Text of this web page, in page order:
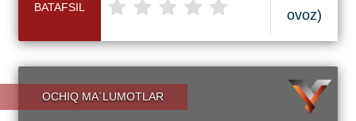
BATAFSIL
ovoz)
OCHIQ MA`LUMOTLAR